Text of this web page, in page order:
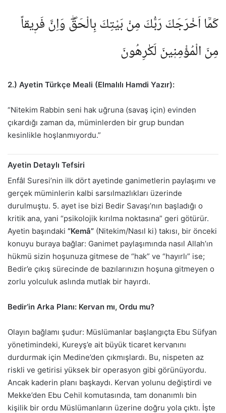
كَمَٓا اَخْرَجَكَ رَبُّكَ مِنْ بَيْتِكَ بِالْحَقِّۖ وَاِنَّ فَر۪يقاً
مِنَ الْمُؤْمِن۪ينَ لَكٰرِهُونَ
2.) Ayetin Türkçe Meali (Elmalılı Hamdi Yazır):
“Nitekim Rabbin seni hak uğruna (savaş için) evinden
çıkardığı zaman da, müminlerden bir grup bundan
kesinlikle hoşlanmıyordu.”
Ayetin Detaylı Tefsiri
Enfâl Suresi’nin ilk dört ayetinde ganimetlerin paylaşımı ve
gerçek müminlerin kalbi sarsılmazlıkları üzerinde
durulmuştu. 5. ayet ise bizi Bedir Savaşı’nın başladığı o
kritik ana, yani “psikolojik kırılma noktasına” geri götürür.
Ayetin başındaki “Kemâ” (Nitekim/Nasıl ki) takısı, bir önceki
konuyu buraya bağlar: Ganimet paylaşımında nasıl Allah’ın
hükmü sizin hoşunuza gitmese de “hak” ve “hayırlı” ise;
Bedir’e çıkış sürecinde de bazılarınızın hoşuna gitmeyen o
zorlu yolculuk aslında mutlak bir hayırdı.
Bedir’in Arka Planı: Kervan mı, Ordu mu?
Olayın bağlamı şudur: Müslümanlar başlangıçta Ebu Süfyan
yönetimindeki, Kureyş’e ait büyük ticaret kervanını
durdurmak için Medine’den çıkmışlardı. Bu, nispeten az
riskli ve getirisi yüksek bir operasyon gibi görünüyordu.
Ancak kaderin planı başkaydı. Kervan yolunu değiştirdi ve
Mekke’den Ebu Cehil komutasında, tam donanımlı bin
kişilik bir ordu Müslümanların üzerine doğru yola çıktı. İşte